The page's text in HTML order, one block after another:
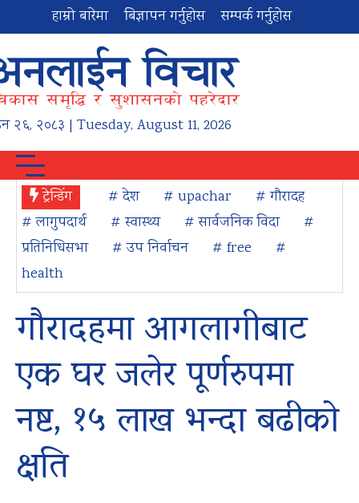
हाम्रो बारेमा बिज्ञापन गर्नुहोस सम्पर्क गर्नुहोस
२६, २०८३ | Tuesday, August 11, 2026
ट्रेन्डिंग # देश # upachar
# गौरादह
# लागुपदार्थ
# स्वास्थ्य # सार्वजनिक विदा
#
प्रतिनिधिसभा
# उप निर्वाचन # free
#
health
गौरादहमा आगलागीबाट
एक घर जलेर पूर्णरुपमा
नष्ट, १५ लाख भन्दा बढीको
क्षति